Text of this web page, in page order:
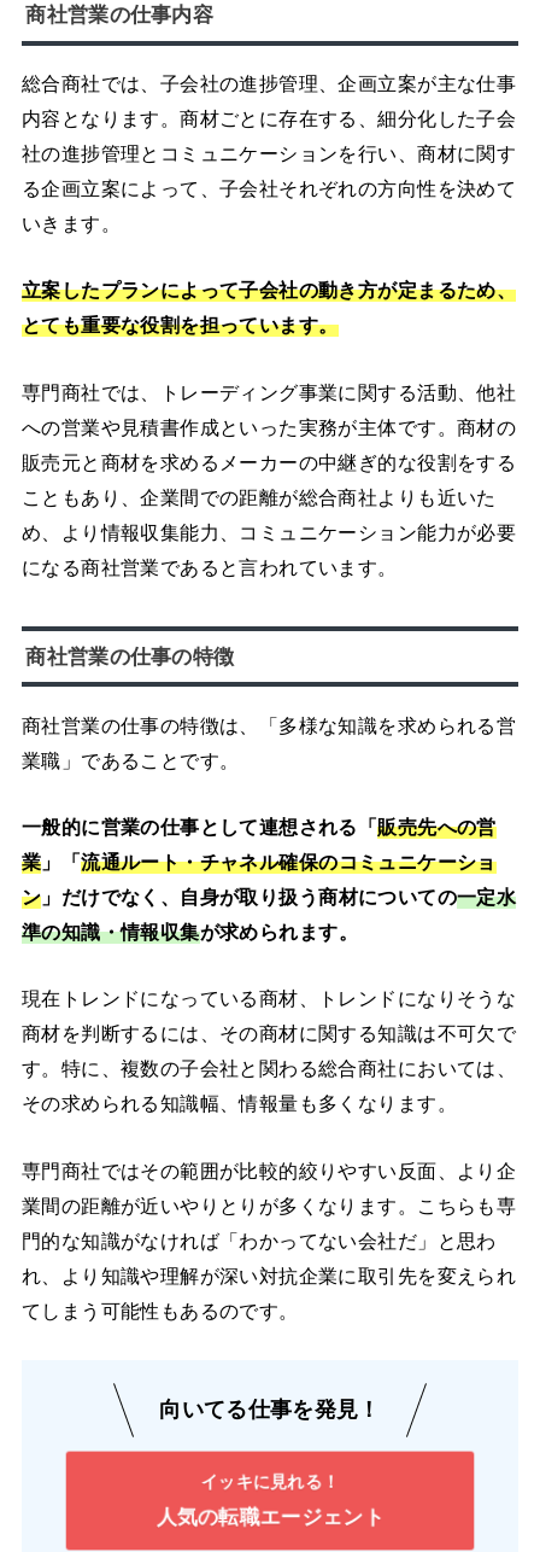
商社営業の仕事内容
総合商社では、子会社の進捗管理、企画立案が主な仕事
内容となります。商材ごとに存在する、細分化した子会
社の進捗管理とコミュニケーションを行い、商材に関す
る企画立案によって、子会社それぞれの方向性を決めて
いきます。
立案したプランによって子会社の動き方が定まるため、
とても重要な役割を担っています。
専門商社では、トレーディング事業に関する活動、他社
への営業や見積書作成といった実務が主体です。商材の
販売元と商材を求めるメーカーの中継ぎ的な役割をする
こともあり、企業間での距離が総合商社よりも近いた
め、より情報収集能力、コミュニケーション能力が必要
になる商社営業であると言われています。
商社営業の仕事の特徴
商社営業の仕事の特徴は、「多様な知識を求められる営
業職」であることです。
一般的に営業の仕事として連想される「販売先への営
業 」「流通ルート・チャネル確保のコミュニケーショ
ン 」だけでなく、自身が取り扱う商材についての一定水
準の知識・情報収集が求められます。
現在トレンドになっている商材、トレンドになりそうな
商材を判断するには、その商材に関する知識は不可欠で
す。特に、複数の子会社と関わる総合商社においては、
その求められる知識幅、情報量も多くなります。
専門商社ではその範囲が比較的絞りやすい反面、より企
業間の距離が近いやりとりが多くなります。こちらも専
門的な知識がなければ「わかってない会社だ」と思わ
れ、より知識や理解が深い対抗企業に取引先を変えられ
てしまう可能性もあるのです。
向いてる仕事を発見！
イッキに見れる！
人気の転職エージェント